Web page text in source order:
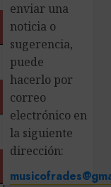
enviar una
noticia o
sugerencia,
puede
hacerlo por
correo
electrónico en
la siguiente
dirección: